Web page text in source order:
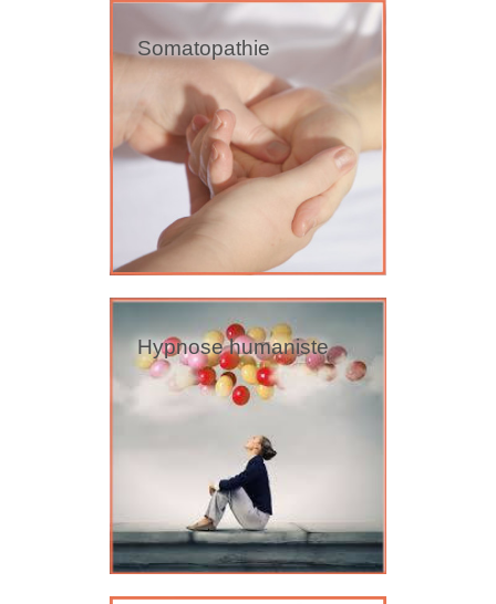
Somatopathie
Hypnose humaniste